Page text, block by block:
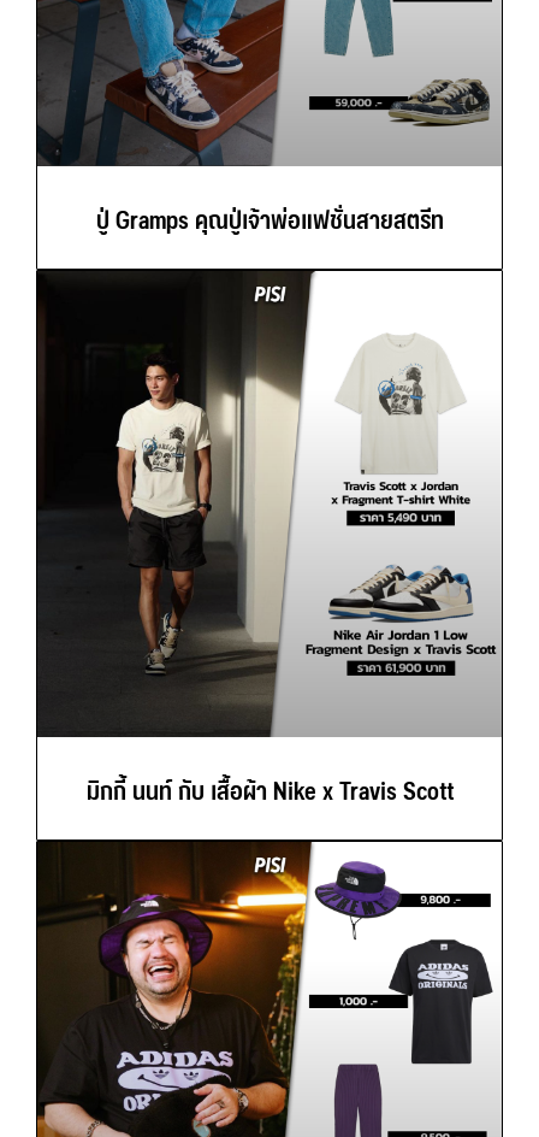
ปู่ Gramps คุณปู่เจ้าพ่อแฟชั่นสายสตรีท
มิกกี้ นนท์ กับ เสื้อผ้า Nike x Travis Scott